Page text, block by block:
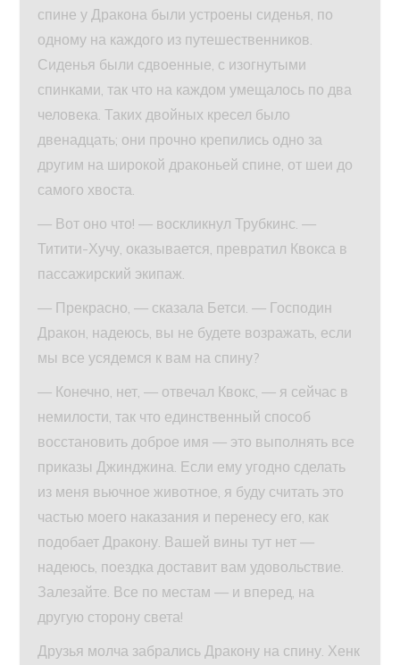
спине у Дракона были устроены сиденья, по
одному на каждого из путешественников.
Сиденья были сдвоенные, с изогнутыми
спинками, так что на каждом умещалось по два
человека. Таких двойных кресел было
двенадцать; они прочно крепились одно за
другим на широкой драконьей спине, от шеи до
самого хвоста.
— Вот оно что! — воскликнул Трубкинс. —
Титити-Хучу, оказывается, превратил Квокса в
пассажирский экипаж.
— Прекрасно, — сказала Бетси. — Господин
Дракон, надеюсь, вы не будете возражать, если
мы все усядемся к вам на спину?
— Конечно, нет, — отвечал Квокс, — я сейчас в
немилости, так что единственный способ
восстановить доброе имя — это выполнять все
приказы Джинджина. Если ему угодно сделать
из меня вьючное животное, я буду считать это
частью моего наказания и перенесу его, как
подобает Дракону. Вашей вины тут нет —
надеюсь, поездка доставит вам удовольствие.
Залезайте. Все по местам — и вперед, на
другую сторону света!
Друзья молча забрались Дракону на спину. Хенк